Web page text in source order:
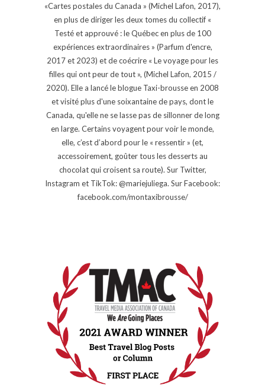
«Cartes postales du Canada » (Michel Lafon, 2017),
en plus de diriger les deux tomes du collectif «
Testé et approuvé : le Québec en plus de 100
expériences extraordinaires » (Parfum d'encre,
2017 et 2023) et de coécrire « Le voyage pour les
filles qui ont peur de tout », (Michel Lafon, 2015 /
2020). Elle a lancé le blogue Taxi-brousse en 2008
et visité plus d'une soixantaine de pays, dont le
Canada, qu'elle ne se lasse pas de sillonner de long
en large. Certains voyagent pour voir le monde,
elle, c’est d’abord pour le « ressentir » (et,
accessoirement, goûter tous les desserts au
chocolat qui croisent sa route). Sur Twitter,
Instagram et TikTok: @mariejuliega. Sur Facebook:
facebook.com/montaxibrousse/